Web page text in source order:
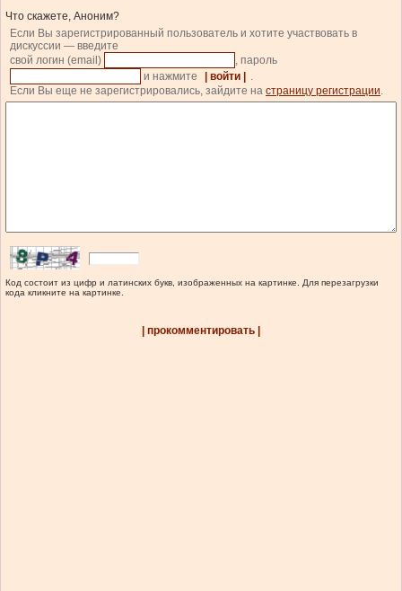
Что скажете, Аноним?
Если Вы зарегистрированный пользователь и хотите участвовать в
дискуссии — введите
свой логин (email)
, пароль
и нажмите
| войти |
.
Если Вы еще не зарегистрировались, зайдите на страницу регистрации.
Код состоит из цифр и латинских букв, изображенных на картинке. Для перезагрузки
кода кликните на картинке.
| прокомментировать |